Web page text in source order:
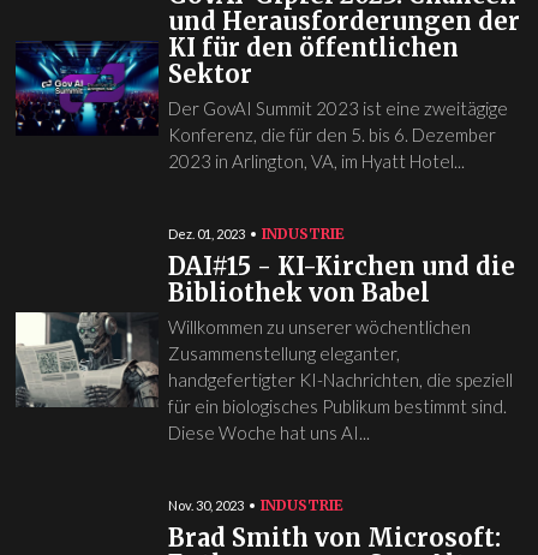
und Herausforderungen der
KI für den öffentlichen
Sektor
Der GovAI Summit 2023 ist eine zweitägige
Konferenz, die für den 5. bis 6. Dezember
2023 in Arlington, VA, im Hyatt Hotel...
Dez. 01, 2023 INDUSTRIE
DAI#15 - KI-Kirchen und die
Bibliothek von Babel
Willkommen zu unserer wöchentlichen
Zusammenstellung eleganter,
handgefertigter KI-Nachrichten, die speziell
für ein biologisches Publikum bestimmt sind.
Diese Woche hat uns AI...
Nov. 30, 2023 INDUSTRIE
Brad Smith von Microsoft: